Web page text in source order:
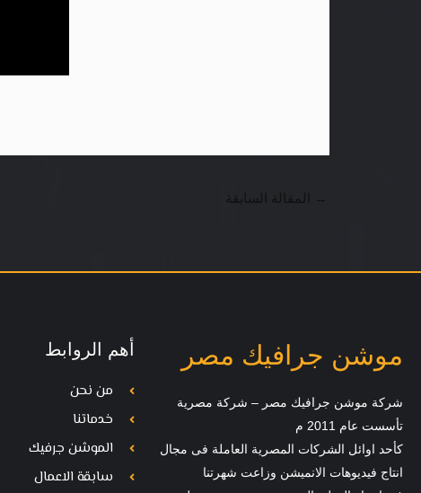
→ المقالة السابقة
موشن جرافيك مصر
شركة موشن جرافيك مصر – شركة مصرية
تأسست عام 2011 م
كأحد اوائل الشركات المصرية العاملة فى مجال
انتاج فيديوهات الانميشن وزاعت شهرتنا
أهم الروابط
من نحن
خدماتنا
الموشن جرفيك
سابقة الاعمال